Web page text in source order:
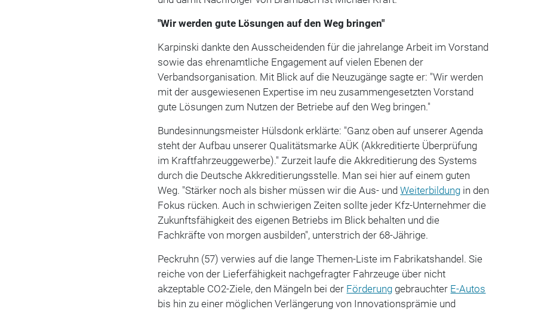
"Wir werden gute Lösungen auf den Weg bringen"
Karpinski dankte den Ausscheidenden für die jahrelange Arbeit im Vorstand
sowie das ehrenamtliche Engagement auf vielen Ebenen der
Verbandsorganisation. Mit Blick auf die Neuzugänge sagte er: "Wir werden
mit der ausgewiesenen Expertise im neu zusammengesetzten Vorstand
gute Lösungen zum Nutzen der Betriebe auf den Weg bringen."
Bundesinnungsmeister Hülsdonk erklärte: "Ganz oben auf unserer Agenda
steht der Aufbau unserer Qualitätsmarke AÜK (Akkreditierte Überprüfung
im Kraftfahrzeuggewerbe)." Zurzeit laufe die Akkreditierung des Systems
durch die Deutsche Akkreditierungsstelle. Man sei hier auf einem guten
Weg. "Stärker noch als bisher müssen wir die Aus- undWeiterbildung in den
Fokus rücken. Auch in schwierigen Zeiten sollte jeder Kfz-Unternehmer die
Zukunftsfähigkeit des eigenen Betriebs im Blick behalten und die
Fachkräfte von morgen ausbilden", unterstrich der 68-Jährige.
Peckruhn (57) verwies auf die lange Themen-Liste im Fabrikatshandel. Sie
reiche von der Lieferfähigkeit nachgefragter Fahrzeuge über nicht
akzeptable CO2-Ziele, den Mängeln bei der Förderung gebrauchter E-Autos
bis hin zu einer möglichen Verlängerung von Innovationsprämie und